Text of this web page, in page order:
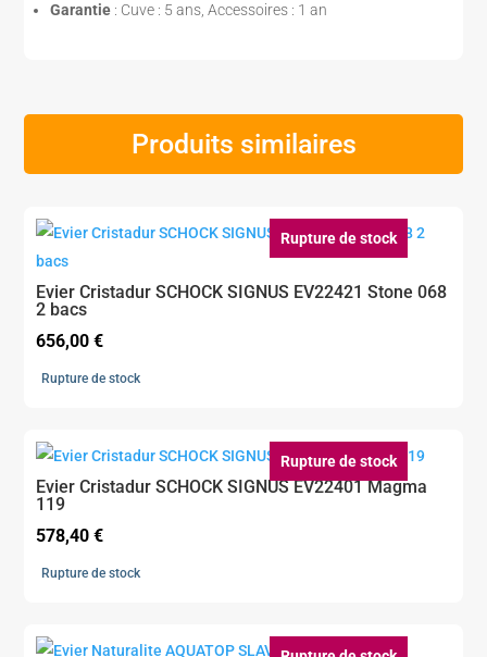
Garantie : Cuve : 5 ans, Accessoires : 1 an
Produits similaires
Rupture de stock
Evier Cristadur SCHOCK SIGNUS EV22421 Stone 068
2 bacs
656,00€
Rupture de stock
Rupture de stock
Evier Cristadur SCHOCK SIGNUS EV22401 Magma
119
578,40€
Rupture de stock